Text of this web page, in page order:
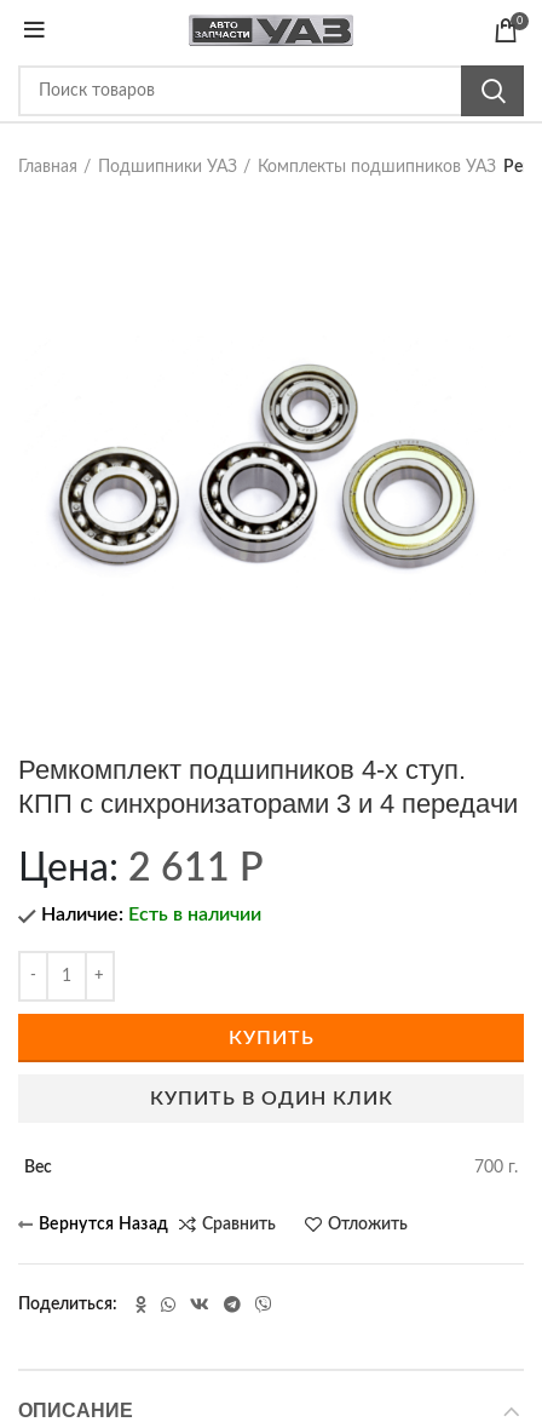
0
Главная Подшипники УАЗ Комплекты подшипников УАЗ
Ремкомплект подшипников 4-х ступ.
КПП с синхронизаторами 3 и 4 передачи
Цена: 2 611 Р
Наличие: Есть в наличии
КУПИТЬ
КУПИТЬ В ОДИН КЛИК
Вес 700 г.
Сравнить Отложить
Поделиться
ОПИСАНИЕ